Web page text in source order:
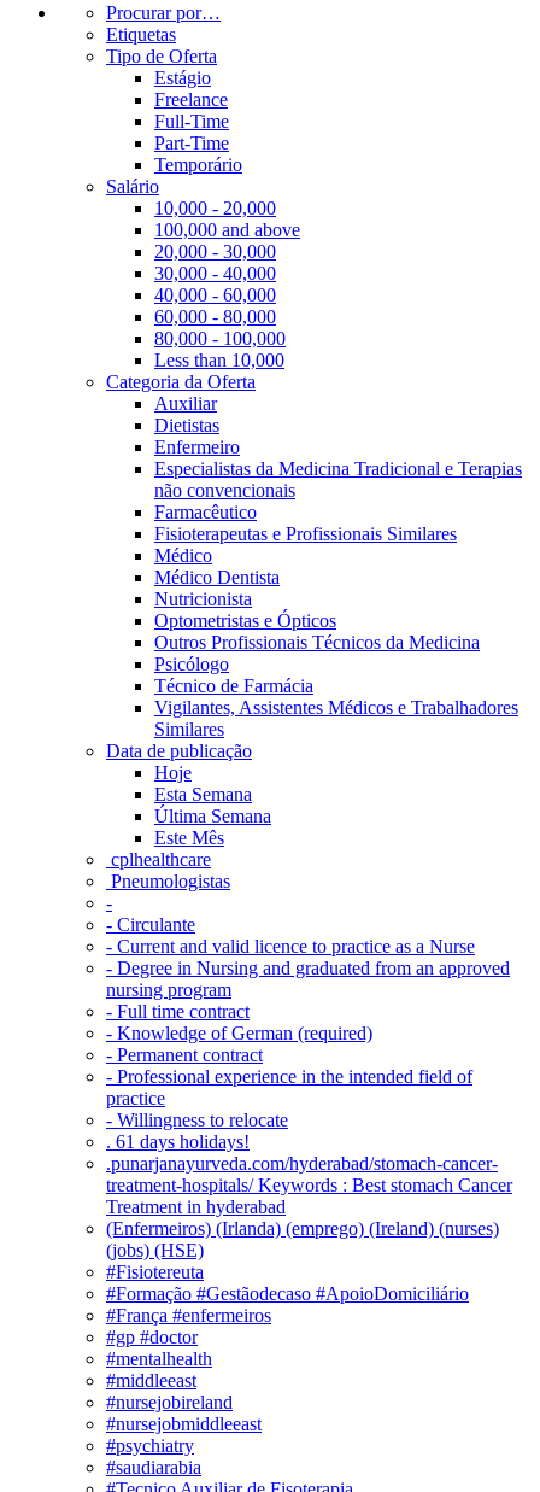
Procurar por…
Etiquetas
Tipo de Oferta
Estágio
Freelance
Full-Time
Part-Time
Temporário
Salário
10,000 - 20,000
100,000 and above
20,000 - 30,000
30,000 - 40,000
40,000 - 60,000
60,000 - 80,000
80,000 - 100,000
Less than 10,000
Categoria da Oferta
Auxiliar
Dietistas
Enfermeiro
Especialistas da Medicina Tradicional e Terapias
não convencionais
Farmacêutico
Fisioterapeutas e Profissionais Similares
Médico
Médico Dentista
Nutricionista
Optometristas e Ópticos
Outros Profissionais Técnicos da Medicina
Psicólogo
Técnico de Farmácia
Vigilantes, Assistentes Médicos e Trabalhadores
Similares
Data de publicação
Hoje
Esta Semana
Última Semana
Este Mês
‎ cplhealthcare‬
Pneumologistas
-
- Circulante
- Current and valid licence to practice as a Nurse
- Degree in Nursing and graduated from an approved
nursing program
- Full time contract
- Knowledge of German (required)
- Permanent contract
- Professional experience in the intended field of
practice
- Willingness to relocate
. 61 days holidays!
.punarjanayurveda.com/hyderabad/stomach-cancer-
treatment-hospitals/ Keywords : Best stomach Cancer
Treatment in hyderabad
(Enfermeiros) (Irlanda) (emprego) (Ireland) (nurses)
(jobs) (HSE)
#Fisiotereuta
#Formação #Gestãodecaso #ApoioDomiciliário
#França #enfermeiros
#gp #doctor
#mentalhealth
#middleeast
#nursejobireland
#nursejobmiddleeast
#psychiatry
#saudiarabia